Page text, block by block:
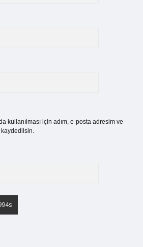
kullanılması için adım, e-posta adresim ve
kaydedilsin.